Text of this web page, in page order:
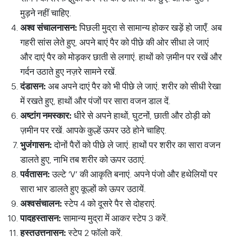
मुड़ने नहीं चाहिए.
अश्वसंचालनासन:पिछली मुद्रा से सामान्य होकर खड़ें हो जाएँ. अब
गहरी सांस लेते हुए, अपने बाएं पैर को पीछे की ओर सीधा ले जाएं
और दाएं पैर को मोड़कर छाती से लगाएं. हाथों को ज़मीन पर रखें और
गर्दन उठाते हुए नज़रे सामने रखें.
दंडासन: अब अपने दाएं पैर को भी पीछे ले जाएं. शरीर को सीधी रेखा
में रखते हुए, हाथों और पंजों पर सारा वजन डाल दें.
अष्टांगनमस्कार: धीरे से अपने हाथों, घुटनों, छाती और ठोड़ी को
ज़मीन पर रखें. आपके कुल्हें ऊपर उठे होने चाहिए.
भुजंगासन:दोनों पैरों को पीछे ले जाएं. हाथों पर शरीर का सारा वजन
डालते हुए, नाभि तब शरीर को ऊपर उठाएं.
पर्वतासन:उल्टे ‘V’ की आकृति बनाएं. अपने पंजो और हथेलियों पर
सारा भार डालते हुए कूल्हों को ऊपर उठायें.
अश्वसंचालन:स्टेप 4 को दूसरे पैर से दोहराएं.
पादहस्तासन:सामान्य मुद्रा में आकर स्टेप 3 करें.
हस्तउत्तनासन:स्टेप 2 फॉलो करें.